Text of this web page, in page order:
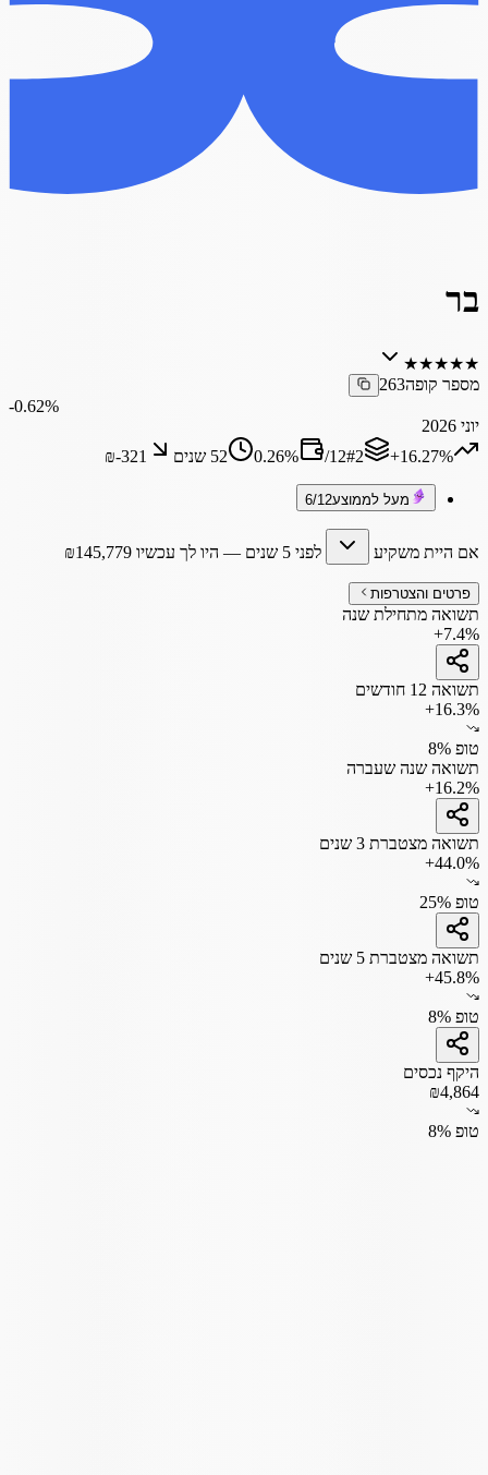
בר
★
★
★
★
★
מספר קופה263
‎-0.62%
יוני 2026
‎+16.27%
#2
/12
0.26% 52 שנים ₪‎-321
מעל לממוצע6/12
אם היית משקיע לפני 5 שנים — היו לך עכשיו ₪145,779
פרטים והצטרפות
תשואה מתחילת שנה
+7.4%
תשואה 12 חודשים
+16.3%
טופ 8%
תשואה שנה שעברה
+16.2%
תשואה מצטברת 3 שנים
+44.0%
טופ 25%
תשואה מצטברת 5 שנים
+45.8%
טופ 8%
היקף נכסים
₪4,864
טופ 8%